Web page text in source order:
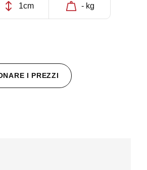
1cm - kg
I PREZZI